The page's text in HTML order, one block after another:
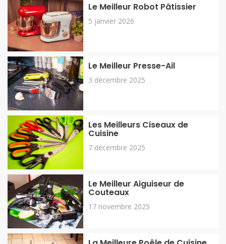
Le Meilleur Robot Pâtissier
5 janvier 2026
Le Meilleur Presse-Ail
3 décembre 2025
Les Meilleurs Ciseaux de
Cuisine
7 décembre 2025
Le Meilleur Aiguiseur de
Couteaux
17 novembre 2025